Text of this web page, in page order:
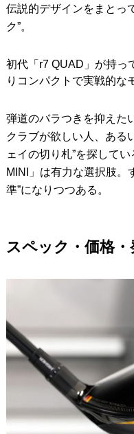
伝説的デザインをまとっ
ク”。
初代「r7 QUAD」が持っ
りコンパクトで実戦的な
弾道のバラつきを抑えた
クラブが欲しい人、ある
ェイの切り札”を探して
MINI」は有力な選択肢。
準”になりつつある。
スペック・価格・